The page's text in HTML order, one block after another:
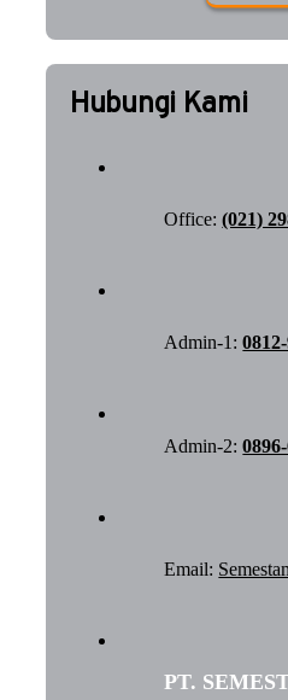
Hubungi Kami
Office:(021)
Admin-1:
Admin-2:
Email:
PT.